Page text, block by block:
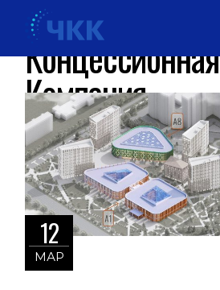
Челябинская
Концессионная
Компания
12
МАР